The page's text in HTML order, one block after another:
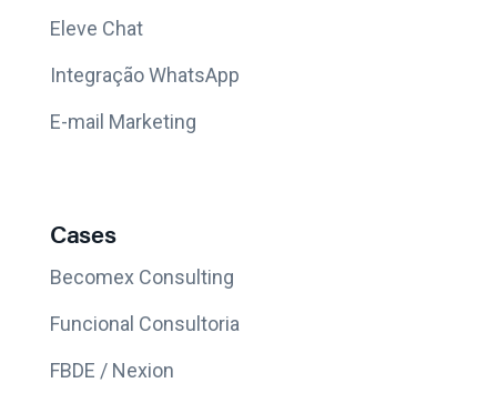
Eleve Chat
Integração WhatsApp
E-mail Marketing
Cases
Becomex Consulting
Funcional Consultoria
FBDE / Nexion